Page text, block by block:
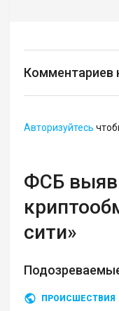
Комментариев
Авторизуйтесь
ФСБ
сити»
ПРОИСШЕСТВИЯ